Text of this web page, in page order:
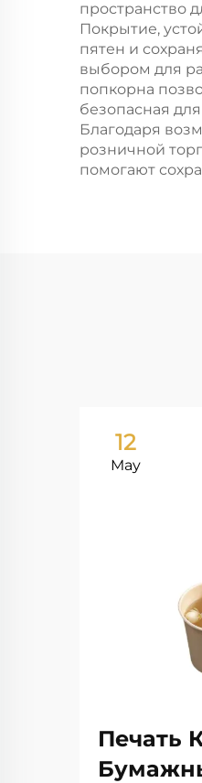
пространство
Покрытие,
пятен и
выбором для
попкорна
безопасная
Благодаря
розничной
помогают
12
May
Печать